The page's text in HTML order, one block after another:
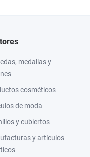
medallas y
cosméticos
de moda
y cubiertos
y artículos